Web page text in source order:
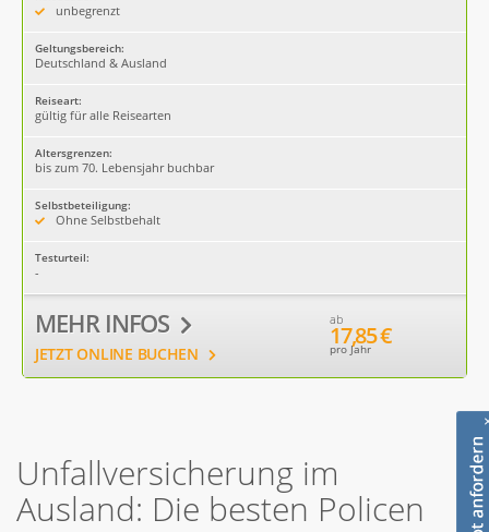
unbegrenzt
Geltungsbereich:
Deutschland & Ausland
Reiseart:
gültig für alle Reisearten
Altersgrenzen:
bis zum 70. Lebensjahr buchbar
Selbstbeteiligung:
Ohne Selbstbehalt
Testurteil:
-
MEHR INFOS
JETZT ONLINE BUCHEN
ab
17,85 €
pro Jahr
Unfallversicherung im
Ausland: Die besten Policen